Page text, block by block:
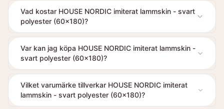
Vad kostar HOUSE NORDIC imiterat lammskin - svart
polyester (60x180)?
Var kan jag köpa HOUSE NORDIC imiterat lammskin -
svart polyester (60x180)?
Vilket varumärke tillverkar HOUSE NORDIC imiterat
lammskin - svart polyester (60x180)?